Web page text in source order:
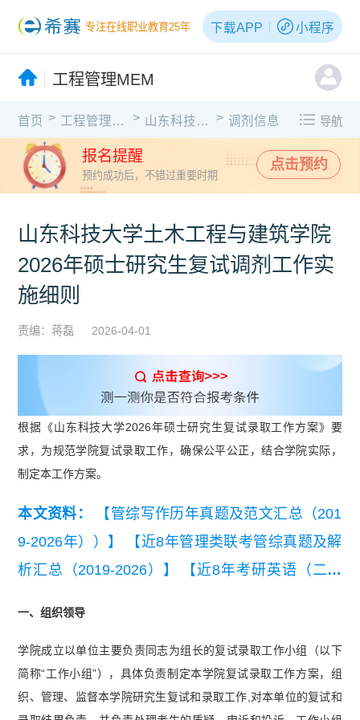
专注在线职业教育25年 下载APP 小程序
工程管理MEM
首页 > 工程管理MEM > 山东科技大学 > 调剂信息 导航
报名提醒
预约成功后，不错过重要时期
点击预约
山东科技大学土木工程与建筑学院
2026年硕士研究生复试调剂工作实
施细则
责编：蒋磊 2026-04-01
根据《山东科技大学2026年硕士研究生复试录取工作方案》要
求，为规范学院复试录取工作，确保公平公正，结合学院实际，
制定本工作方案。
本文资料：
【管综写作历年真题及范文汇总（201
9-2026年））】
【近8年管理类联考管综真题及解
析汇总（2019-2026）】
【近8年考研英语（二）
一、组织领导
学院成立以单位主要负责同志为组长的复试录取工作小组（以下
简称“工作小组”），具体负责制定本学院复试录取工作方案，组
织、管理、监督本学院研究生复试和录取工作,对本单位的复试和